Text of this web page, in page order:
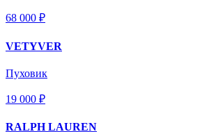
68 000 ₽
VETYVER
Пуховик
19 000 ₽
RALPH LAUREN